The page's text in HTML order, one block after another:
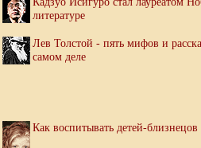
литературе
Лев Толстой - пять мифов и
самом деле
Как воспитывать детей-близнецов